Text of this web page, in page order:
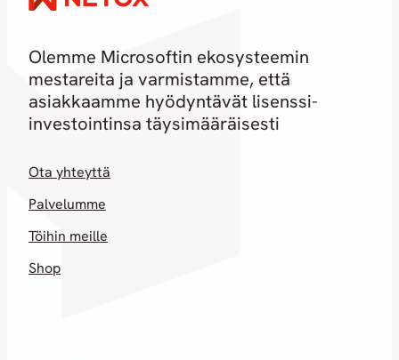
Olemme Microsoftin ekosysteemin
mestareita ja varmistamme, että
asiakkaamme hyödyntävät lisenssi-
investointinsa täysimääräisesti
Ota yhteyttä
Palvelumme
Töihin meille
Shop